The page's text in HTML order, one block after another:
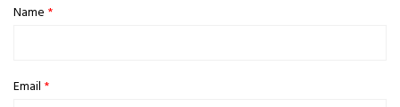
Name *
Email *